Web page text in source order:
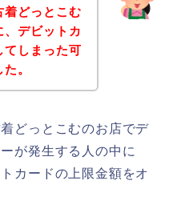
着どっとこむ
デビットカ
てしまった可
。
どっとこむのお店でデ
が発生する人の中に
カードの上限金額をオ